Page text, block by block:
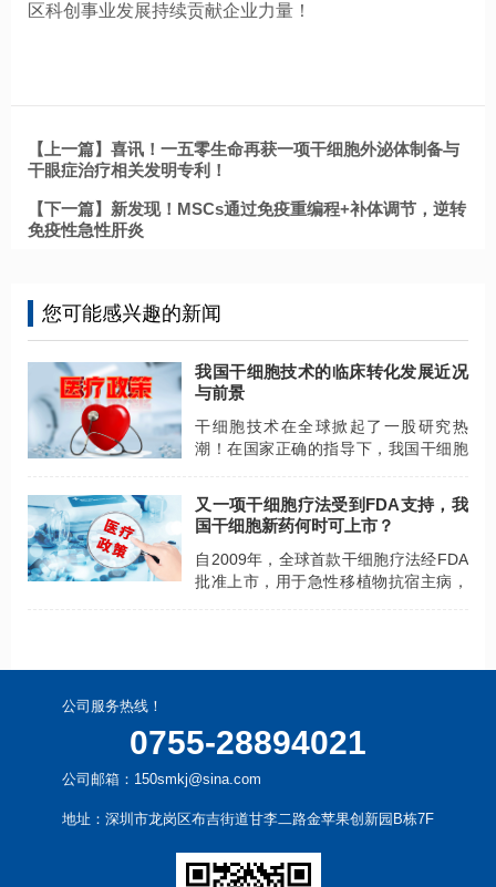
区科创事业发展持续贡献企业力量！
【上一篇】喜讯！一五零生命再获一项干细胞外泌体制备与
干眼症治疗相关发明专利！
【下一篇】新发现！MSCs通过免疫重编程+补体调节，逆转
免疫性急性肝炎
您可能感兴趣的新闻
我国干细胞技术的临床转化发展近况
与前景
干细胞技术在全球掀起了一股研究热
潮！在国家正确的指导下，我国干细胞
果，为进一步推进干细胞的临床转化奠
定了扎实的基础。
又一项干细胞疗法受到FDA支持，我
国干细胞新药何时可上市？
自2009年，全球首款干细胞疗法经FDA
批准上市，用于急性移植物抗宿主病，
公司服务热线！
0755-28894021
公司邮箱：150smkj@sina.com
地址：深圳市龙岗区布吉街道甘李二路金苹果创新园B栋7F